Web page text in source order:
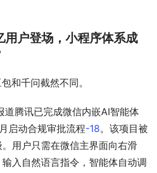
用户登场，小程序体系成
和千问截然不同。
腾讯已完成微信内嵌AI智能体
启动合规审批流程-18。该项目被
用户只需在微信主界面向右滑
入自然语言指令，智能体自动调